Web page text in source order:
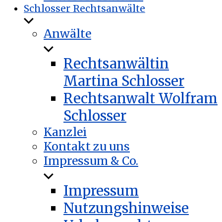
Schlosser Rechtsanwälte
Untermenü
anzeigen
Anwälte
Untermenü
anzeigen
Rechtsanwältin
Martina Schlosser
Rechtsanwalt Wolfram
Schlosser
Kanzlei
Kontakt zu uns
Impressum & Co.
Untermenü
anzeigen
Impressum
Nutzungshinweise